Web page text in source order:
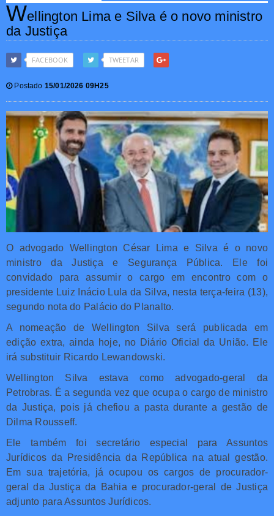
Wellington Lima e Silva é o novo ministro
da Justiça
FACEBOOK TWEETAR
Postado 15/01/2026 09H25
O advogado Wellington César Lima e Silva é o novo
ministro da Justiça e Segurança Pública. Ele foi
convidado para assumir o cargo em encontro com o
presidente Luiz Inácio Lula da Silva, nesta terça-feira (13),
segundo nota do Palácio do Planalto.
A nomeação de Wellington Silva será publicada em
edição extra, ainda hoje, no Diário Oficial da União. Ele
irá substituir Ricardo Lewandowski.
Wellington Silva estava como advogado-geral da
Petrobras. É a segunda vez que ocupa o cargo de ministro
da Justiça, pois já chefiou a pasta durante a gestão de
Dilma Rousseff.
Ele também foi secretário especial para Assuntos
Jurídicos da Presidência da República na atual gestão.
Em sua trajetória, já ocupou os cargos de procurador-
geral da Justiça da Bahia e procurador-geral de Justiça
adjunto para Assuntos Jurídicos.